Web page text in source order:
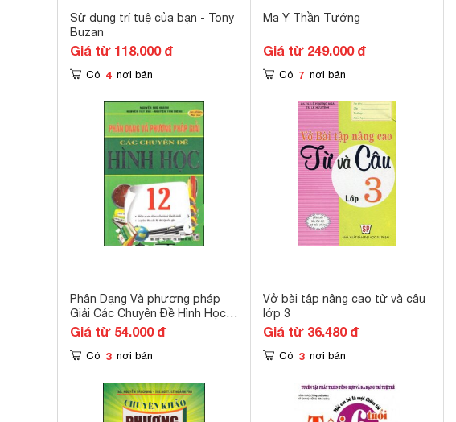
Sử dụng trí tuệ của bạn - Tony
Buzan
Giá từ 118.000 đ
Có 4 nơi bán
Ma Y Thần Tướng
Giá từ 249.000 đ
Có 7 nơi bán
Phân Dạng Và phương pháp
Giải Các Chuyên Đề Hình Học
12
Giá từ 54.000 đ
Có 3 nơi bán
Vở bài tập nâng cao từ và câu
lớp 3
Giá từ 36.480 đ
Có 3 nơi bán